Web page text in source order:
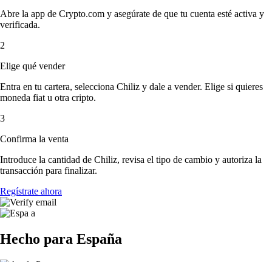
Abre la app de Crypto.com y asegúrate de que tu cuenta esté activa y
verificada.
2
Elige qué vender
Entra en tu cartera, selecciona Chiliz y dale a vender. Elige si quieres
moneda fiat u otra cripto.
3
Confirma la venta
Introduce la cantidad de Chiliz, revisa el tipo de cambio y autoriza la
transacción para finalizar.
Regístrate ahora
Hecho para España